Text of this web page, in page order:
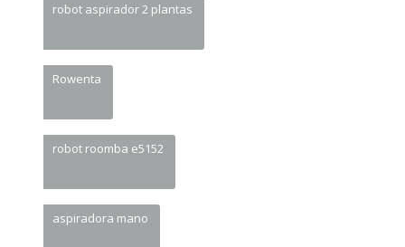
robot aspirador 2 plantas
Rowenta
robot roomba e5152
aspiradora mano